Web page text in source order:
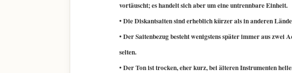
vortäuscht; es handelt sich aber um eine untrennbare Einheit.
• Die Diskantsaiten sind erheblich kürzer als in anderen
• Der Saitenbezug besteht wenigstens später immer aus
selten.
• Der Ton ist trocken, eher kurz, bei älteren Instrumenten